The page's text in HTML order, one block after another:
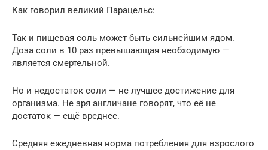
Как говорил великий Парацельс:
Так и пищевая соль может быть сильнейшим ядом.
Доза соли в 10 раз превышающая необходимую —
является смертельной.
Но и недостаток соли — не лучшее достижение для
организма. Не зря англичане говорят, что её не
достаток — ещё вреднее.
Средняя ежедневная норма потребления для взрослого